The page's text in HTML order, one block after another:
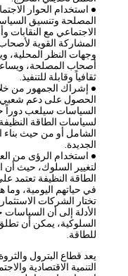
● استخدام الحوار
المصلحة وتنسيق السياسات
الاجتماعي مع النقابات
المشاركة القوية لأصحاب
وجهات النظر المحلية،
أصحاب المصلحة، ويساعد
ثقافياً وقابلة للتنفيذ.
● إشراك الجمهور من خلال
الحصول على دعم شعبي
السياسات سيلعب دوراً حاسماً
لسياسات الطاقة النظيفة،
الشامل أو من حيث بناء
الجديدة.
● استخدام الرؤى من العلوم
لتغيير السلوك، حيث أن
الطاقة النظيفة تعتمد على
في حياتهم اليومية، وما هي
تختار الشركات الاستثمار
الأدلة إلى أن السياسات جيدة
السلوكية، يمكن أن تطلق
للطاقة.
يعد قطاع البترول والثروة
التنمية الاقتصادية